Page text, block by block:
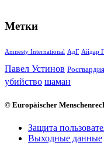
Метки
Amnesty International АдГ Айдар
Павел Устинов Росгвардия
убийство шаман
© Europäischer
Защита
Выходные данные